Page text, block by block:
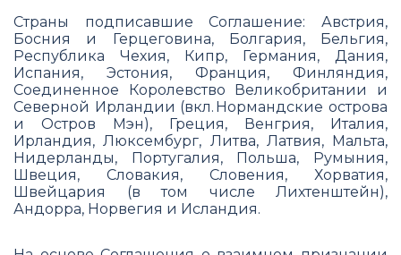
Страны подписавшие Соглашение: Австрия,
Босния и Герцеговина, Болгария, Бельгия,
Республика Чехия, Кипр, Германия, Дания,
Испания, Эстония, Франция, Финляндия,
Соединенное Королевство Великобритании и
Северной Ирландии (вкл. Нормандские острова
и Остров Мэн), Греция, Венгрия, Италия,
Ирландия, Люксембург, Литва, Латвия, Мальта,
Нидерланды, Португалия, Польша, Румыния,
Швеция, Словакия, Словения, Хорватия,
Швейцария (в том числе Лихтенштейн),
Андорра, Норвегия и Исландия.